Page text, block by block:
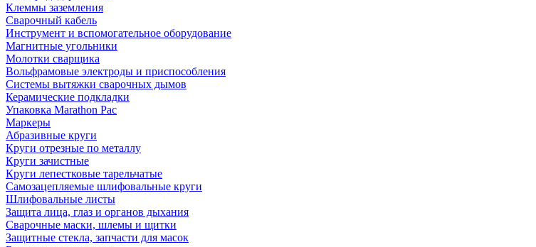
Клеммы заземления
Сварочный кабель
Инструмент и вспомогательное оборудование
Магнитные угольники
Молотки сварщика
Вольфрамовые электроды и приспособления
Системы вытяжки сварочных дымов
Керамические подкладки
Упаковка Marathon Pac
Маркеры
Абразивные круги
Круги отрезные по металлу
Круги зачистные
Круги лепестковые тарельчатые
Самозацепляемые шлифовальные круги
Шлифовальные листы
Защита лица, глаз и органов дыхания
Сварочные маски, шлемы и щитки
Защитные стекла, запчасти для масок